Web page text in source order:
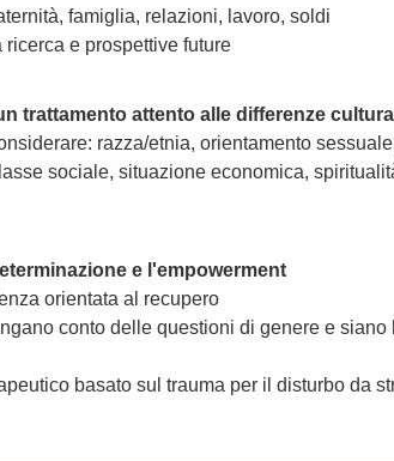
famiglia, relazioni, lavoro, soldi
e prospettive future
trattamento attento alle differenze
razza/etnia, orientamento
sociale, situazione economica,
e l'empowerment
orientata al recupero
conto delle questioni di genere e siano
basato sul trauma per il disturbo da